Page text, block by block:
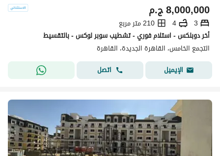
ج.م8,000,000
3
4
210 متر مربع
أخر دوبلكس - استلام فوري - تشطيب سوبر لوكس - بالتقسيط
التجمع الخامس، القاهرة الجديدة، القاهرة
الإيميل
اتصل